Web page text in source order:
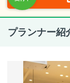
プランナー紹